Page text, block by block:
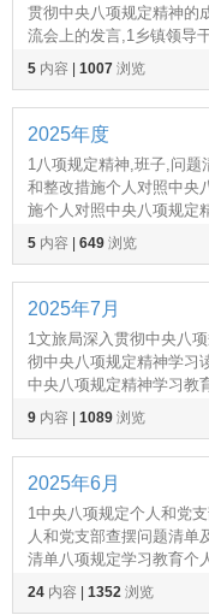
贯彻中央八项规定精神的
流会上的发言,1乡镇领导
定精神的成效和经验和八
建局党组理论学习中心组
5 内容 1007 浏览
2025年度
1八项规定精神,班子,问
和整改措施个人对照中央
施个人对照中央八项规定
定精神,班子,问题清单和
度村党支部书记个人述职
5 内容 649 浏览
2025年7月
1文旅局深入贯彻中央八
彻中央八项规定精神学习
中央八项规定精神学习教
八项规定精神学习教育工
神精神学习学习对照查摆
9 内容 1089 浏览
2025年6月
1中央八项规定个人和党
人和党支部查摆问题清单
清单八项规定学习教育个
查摆问题清单及整改措施
单,20252025年年深入贯
24 内容 1352 浏览